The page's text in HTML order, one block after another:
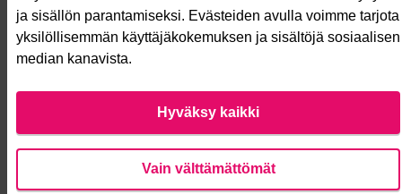
ja sisällön parantamiseksi. Evästeiden avulla voimme tarjota
yksilöllisemmän käyttäjäkokemuksen ja sisältöjä sosiaalisen
median kanavista.
Hyväksy kaikki
Vain välttämättömät
Näin äänestät Asukasbudjetissa
Asukasbudjetin vaiheet
Usein kysytyt kysymykset
Saavutettavuusseloste
Lataa avoimet datatiedostot
Evästeasetukset